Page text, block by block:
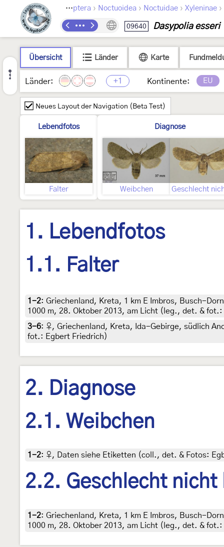
Lepidoptera › Noctuoidea › Noctuidae › Xyleninae ›
09640 Dasypolia esseri
Übersicht Länder Karte
Länder: +1 Kontinente: EU
Neues Layout der Navigation (Beta Test)
Lebendfotos
Falter
Diagnose
Weibchen
1. Lebendfotos
1.1. Falter
1-2: Griechenland, Kreta, 1 km E Imbros, Busch-
1000 m, 28. Oktober 2013, am Licht (leg., det. &
3-6: ♀, Griechenland, Kreta, Ida-Gebirge, südlich
fot.: Egbert Friedrich)
2. Diagnose
2.1. Weibchen
1-2: ♀, Daten siehe Etiketten (coll., det. & Fotos:
2.2. Geschlecht nicht
1-2: Griechenland, Kreta, 1 km E Imbros, Busch-
1000 m, 28. Oktober 2013, am Licht (leg., det. &